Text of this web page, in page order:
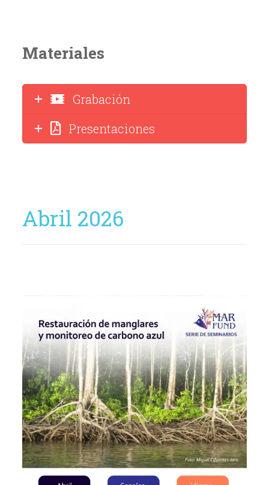
Materiales
Grabación
Presentaciones
Abril 2026